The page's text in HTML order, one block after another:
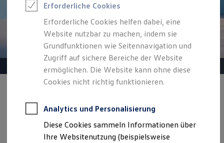
Elektroauto Leasing
Kleinwagen-Leasing
Leasing ohne Anzahlung
Finanzierung
Autokredit mit Schlussrate
Versicherungen und Garantien
Kfz-Versicherung
Restschuldversicherungen
Garantien
Professional Class bei Volkswagen
Behörden
Direktkunden
Gepflegt, geprüft und für gut befunden.
Volkswagen Zertifizierte
Gebrauchtwagen.
Erforderliche Cookies
Erforderliche Cookies helfen dabei, eine
Website nutzbar zu machen, indem sie
Grundfunktionen wie Seitennavigation und
Zugriff auf sichere Bereiche der Website
ermöglichen. Die Website kann ohne diese
Cookies nicht richtig funktionieren.
Analytics und Personalisierung
Diese Cookies sammeln Informationen über
Ihre Websitenutzung (beispielsweise